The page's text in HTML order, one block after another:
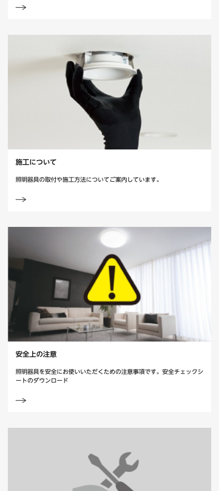
施工について
照明器具の取付や施工方法についてご案内しています。
安全上の注意
照明器具を安全にお使いいただくための注意事項です。 安全チェックシ
ートのダウンロード